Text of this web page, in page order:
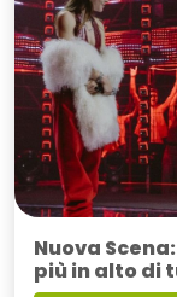
Nuova
più in alto di